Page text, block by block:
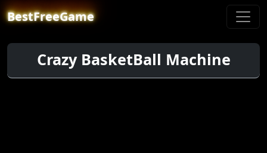
BestFreeGame
Crazy BasketBall Machine